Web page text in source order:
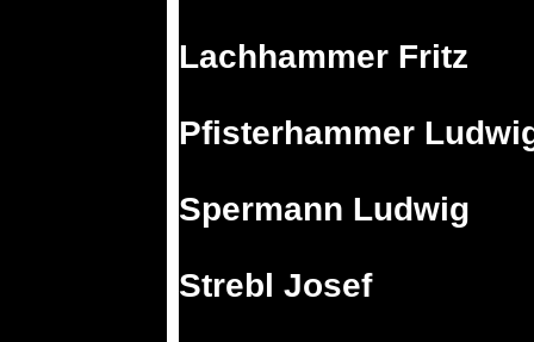
Lachhammer Fritz
Pfisterhammer
Spermann Ludwig
Strebl Josef